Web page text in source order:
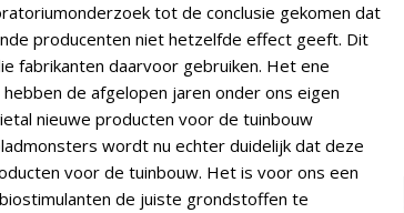
tot de conclusie gekomen dat
producenten niet hetzelfde effect geeft. Dit
fabrikanten daarvoor gebruiken. Het ene
de afgelopen jaren onder ons eigen
nieuwe producten voor de tuinbouw
wordt nu echter duidelijk dat deze
voor de tuinbouw. Het is voor ons een
de juiste grondstoffen te